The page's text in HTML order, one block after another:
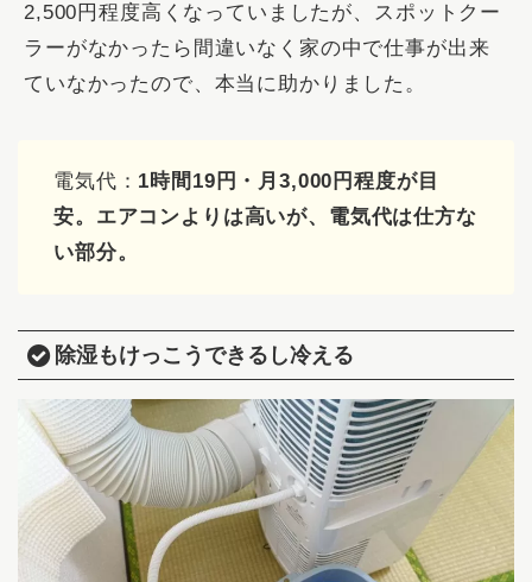
2,500円程度高くなっていましたが、スポットクー
ラーがなかったら間違いなく家の中で仕事が出来
ていなかったので、本当に助かりました。
電気代： 1時間19円・月3,000円程度が目
安。エアコンよりは高いが、電気代は仕方な
い部分。
除湿もけっこうできるし冷える